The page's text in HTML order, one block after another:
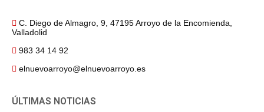
C. Diego de Almagro, 9, 47195 Arroyo de la Encomienda,
Valladolid
983 34 14 92
elnuevoarroyo@elnuevoarroyo.es
ÚLTIMAS NOTICIAS